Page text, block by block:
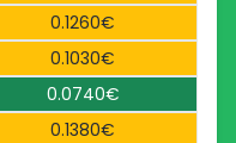
0.1260€
0.1030€
0.0740€
0.1380€